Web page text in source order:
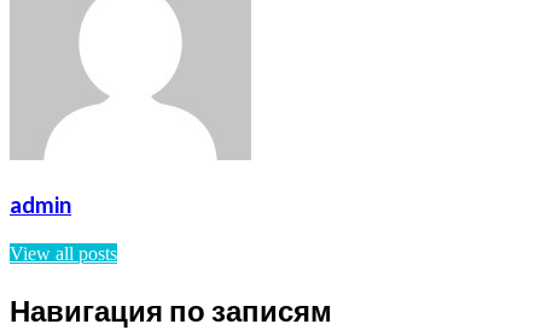
admin
View all posts
Навигация по записям